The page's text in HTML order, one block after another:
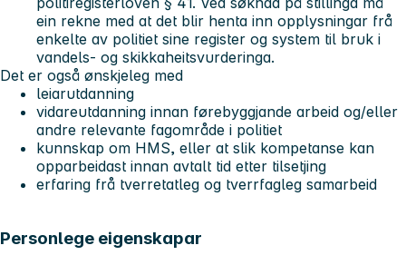
ein rekne med at det blir henta inn opplysningar frå
enkelte av politiet sine register og system til bruk i
vandels- og skikkaheitsvurderinga.
Det er også ønskjeleg med
leiarutdanning
vidareutdanning innan førebyggjande arbeid og/eller
andre relevante fagområde i politiet
kunnskap om HMS, eller at slik kompetanse kan
opparbeidast innan avtalt tid etter tilsetjing
erfaring frå tverretatleg og tverrfagleg samarbeid
Personlege eigenskapar